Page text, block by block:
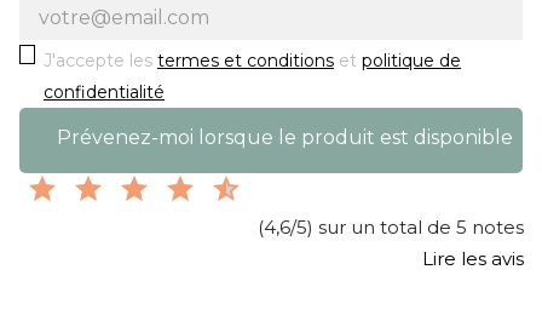
J'accepte lestermes et conditions etpolitique de
confidentialité
Prévenez-moi lorsque le produit est disponible
(4,6/5) sur un total de 5 notes
Lire les avis